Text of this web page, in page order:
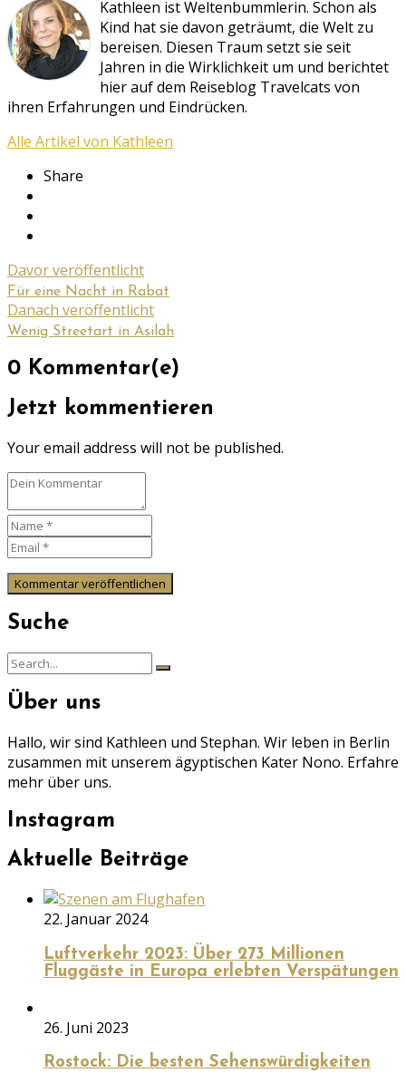
Kathleen ist Weltenbummlerin. Schon als
Kind hat sie davon geträumt, die Welt zu
bereisen. Diesen Traum setzt sie seit
Jahren in die Wirklichkeit um und berichtet
hier auf dem Reiseblog Travelcats von
ihren Erfahrungen und Eindrücken.
Alle Artikel von Kathleen
Share
Davor veröffentlicht
Für eine Nacht in Rabat
Danach veröffentlicht
Wenig Streetart in Asilah
0 Kommentar(e)
Jetzt kommentieren
Your email address will not be published.
Suche
Search
Search
Über uns
Hallo, wir sind Kathleen und Stephan. Wir leben in Berlin
zusammen mit unserem ägyptischen Kater Nono. Erfahre
mehr über uns.
Instagram
Aktuelle Beiträge
22. Januar 2024
Luftverkehr 2023: Über 273 Millionen
Fluggäste in Europa erlebten Verspätungen
26. Juni 2023
Rostock: Die besten Sehenswürdigkeiten